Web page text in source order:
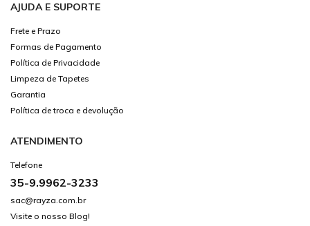
AJUDA E SUPORTE
Frete e Prazo
Formas de Pagamento
Política de Privacidade
Limpeza de Tapetes
Garantia
Política de troca e devolução
ATENDIMENTO
Telefone
35-9.9962-3233
sac@rayza.com.br
Visite o nosso Blog!